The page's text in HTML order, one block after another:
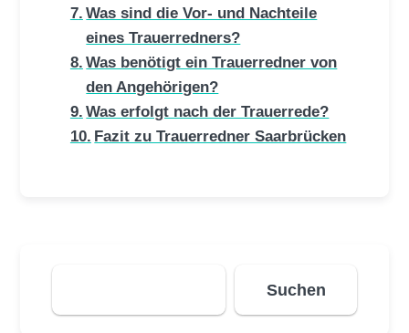
Was sind die Vor- und Nachteile
eines Trauerredners?
Was benötigt ein Trauerredner von
den Angehörigen?
Was erfolgt nach der Trauerrede?
Fazit zu Trauerredner Saarbrücken
Suchen
Suchen